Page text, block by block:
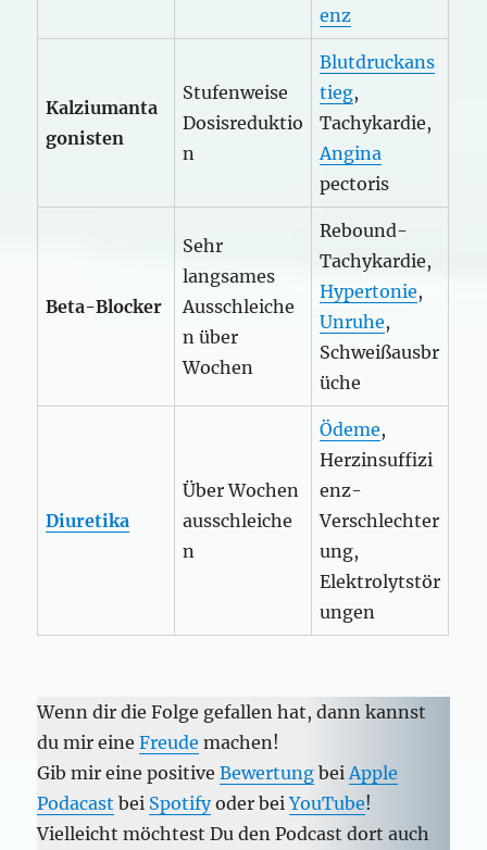
enz
Kalziumanta
gonisten
Stufenweise
Dosisreduktio
n
Blutdruckans
tieg,
Tachykardie,
Angina
pectoris
Beta-Blocker
Sehr
langsames
Ausschleiche
n über
Wochen
Rebound-
Tachykardie,
Hypertonie,
Unruhe,
Schweißausbr
üche
Diuretika
Über Wochen
ausschleiche
n
Ödeme,
Herzinsuffizi
enz-
Verschlechter
ung,
Elektrolytstör
ungen
Wenn dir die Folge gefallen hat, dann kannst
du mir eineFreude machen!
Gib mir eine positiveBewertung bei Apple
Podacast bei Spotifyoder beiYouTube!
Vielleicht möchtest Du den Podcast dort auch